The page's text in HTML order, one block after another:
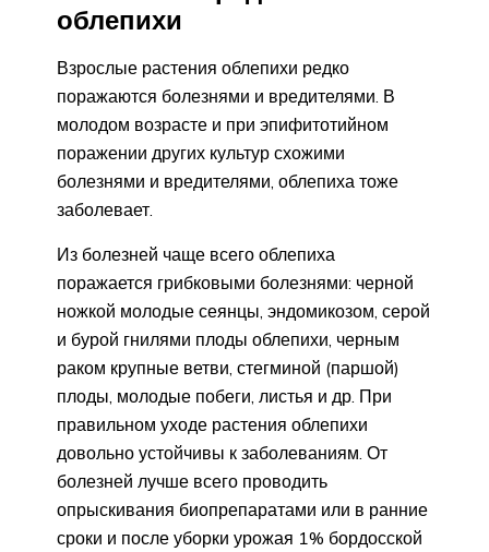
облепихи
Взрослые растения облепихи редко
поражаются болезнями и вредителями. В
молодом возрасте и при эпифитотийном
поражении других культур схожими
болезнями и вредителями, облепиха тоже
заболевает.
Из болезней чаще всего облепиха
поражается грибковыми болезнями: черной
ножкой молодые сеянцы, эндомикозом, серой
и бурой гнилями плоды облепихи, черным
раком крупные ветви, стегминой (паршой)
плоды, молодые побеги, листья и др. При
правильном уходе растения облепихи
довольно устойчивы к заболеваниям. От
болезней лучше всего проводить
опрыскивания биопрепаратами или в ранние
сроки и после уборки урожая 1% бордосской